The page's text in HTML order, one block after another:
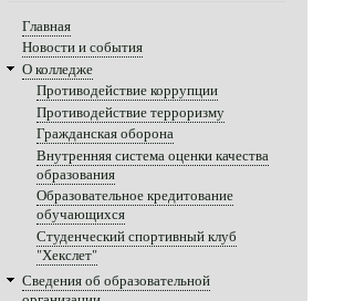
Главная
Новости и события
О колледже
Противодействие коррупции
Противодействие терроризму
Гражданская оборона
Внутренняя система оценки качества
образования
Образовательное кредитование
обучающихся
Студенческий спортивный клуб
"Хекслет"
Сведения об образовательной